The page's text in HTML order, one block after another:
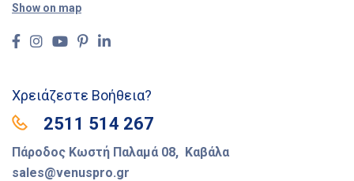
Show on map
Χρειάζεστε Βοήθεια?
2511 514 267
Πάροδος Κωστή Παλαμά 08, Καβάλα
sales@venuspro.gr